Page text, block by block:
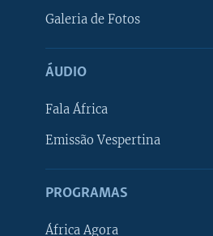
Galeria de Fotos
ÁUDIO
Fala África
Emissão Vespertina
PROGRAMAS
África Agora